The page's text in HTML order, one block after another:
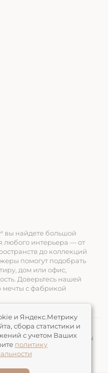
вы найдете большой
любого интерьера — от
до коллекций
помогут подобрать
дом или офис,
Доверьтесь нашей
мечты с фабрикой
Все права защищены
сайтов
и Яндекс.Метрику
сбора статистики и
с учетом Ваших
политику